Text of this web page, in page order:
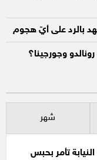
وجورجينا؟
شهر
تأمر بحبس